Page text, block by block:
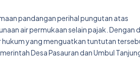
pandangan perihal pungutan atas
air permukaan selain pajak. Dengan
yang menguatkan tuntutan
Desa Pasauran dan Umbul